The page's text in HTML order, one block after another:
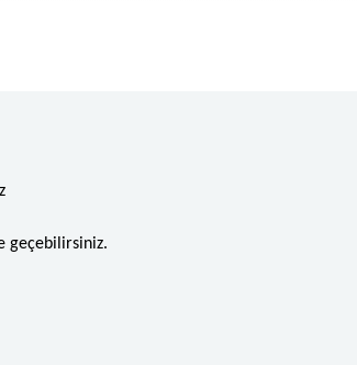
geçebilirsiniz.